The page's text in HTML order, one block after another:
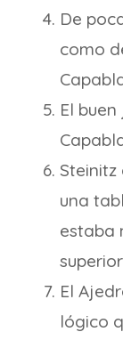
De
como
El
una
estaba
El
lógico